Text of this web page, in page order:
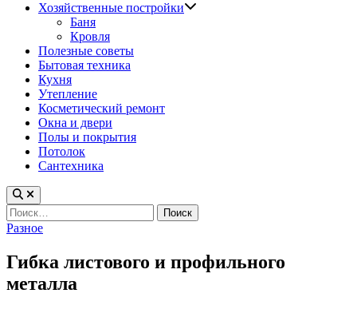
Хозяйственные постройки
Баня
Кровля
Полезные советы
Бытовая техника
Кухня
Утепление
Косметический ремонт
Окна и двери
Полы и покрытия
Потолок
Сантехника
Найти:
Опубликовано
Разное
Гибка листового и профильного
металла